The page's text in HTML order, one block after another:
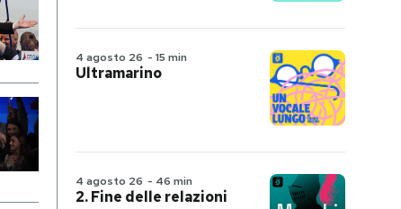
4 agosto 26 - 15 min
Ultramarino
4 agosto 26 - 46 min
2. Fine delle relazioni